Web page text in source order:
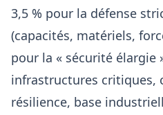
3,5 % pour la défense
(capacités, matériels,
pour la « sécurité élargie
infrastructures critiques,
résilience, base